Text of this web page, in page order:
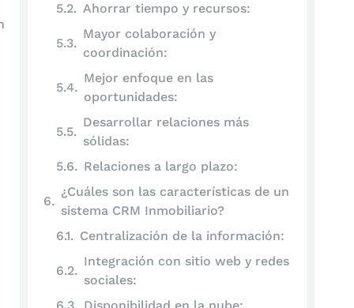
Ahorrar tiempo y recursos:
Mayor colaboración y
coordinación:
Mejor enfoque en las
oportunidades:
Desarrollar relaciones más
sólidas:
Relaciones a largo plazo:
¿Cuáles son las características de un
sistema CRM Inmobiliario?
Centralización de la información:
Integración con sitio web y redes
sociales: